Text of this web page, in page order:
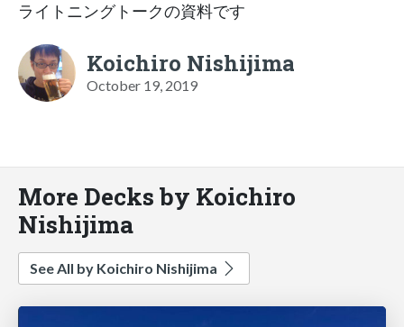
ライトニングトークの資料です
Koichiro Nishijima
October 19, 2019
More Decks by Koichiro
Nishijima
See All by Koichiro Nishijima